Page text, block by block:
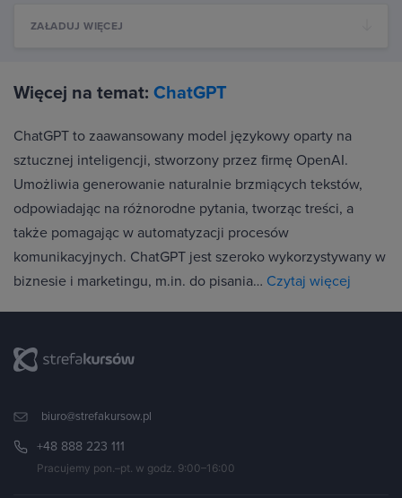
ZAŁADUJ WIĘCEJ
Więcej na temat: ChatGPT
ChatGPT to zaawansowany model językowy oparty na
sztucznej inteligencji, stworzony przez firmę OpenAI.
Umożliwia generowanie naturalnie brzmiących tekstów,
odpowiadając na różnorodne pytania, tworząc treści, a
także pomagając w automatyzacji procesów
komunikacyjnych. ChatGPT jest szeroko wykorzystywany w
biznesie i marketingu, m.in. do pisania… Czytaj więcej
biuro@strefakursow.pl
+48 888 223 111
Pracujemy pon.–pt. w godz. 9:00–16:00